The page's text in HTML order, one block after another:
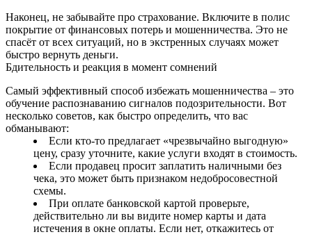
Наконец, не забывайте про страхование. Включите в полис
покрытие от финансовых потерь и мошенничества. Это не
спасёт от всех ситуаций, но в экстренных случаях может
быстро вернуть деньги.
Бдительность и реакция в момент сомнений
Самый эффективный способ избежать мошенничества – это
обучение распознаванию сигналов подозрительности. Вот
несколько советов, как быстро определить, что вас
обманывают:
Если кто‑то предлагает «чрезвычайно выгодную»
цену, сразу уточните, какие услуги входят в стоимость.
Если продавец просит заплатить наличными без
чека, это может быть признаком недобросовестной
схемы.
При оплате банковской картой проверьте,
действительно ли вы видите номер карты и дата
истечения в окне оплаты. Если нет, откажитесь от